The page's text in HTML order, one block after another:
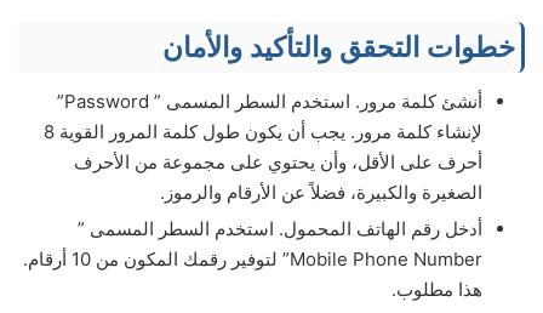
خطوات التحقق والتأكيد والأمان
أنشئ كلمة مرور. استخدم السطر المسمى ” Password”
لإنشاء كلمة مرور. يجب أن يكون طول كلمة المرور القوية 8
أحرف على الأقل، وأن يحتوي على مجموعة من الأحرف
الصغيرة والكبيرة، فضلاً عن الأرقام والرموز.
أدخل رقم الهاتف المحمول. استخدم السطر المسمى ”
Mobile Phone Number” لتوفير رقمك المكون من 10 أرقام.
هذا مطلوب.